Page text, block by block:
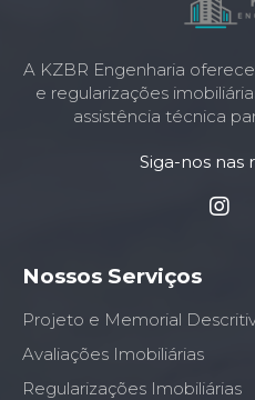
A KZBR Engenharia
e regularizações
assistência técnica
Siga-nos nas
Nossos Serviços
Projeto e Memorial
Avaliações Imobiliárias
Regularizações Imobiliárias